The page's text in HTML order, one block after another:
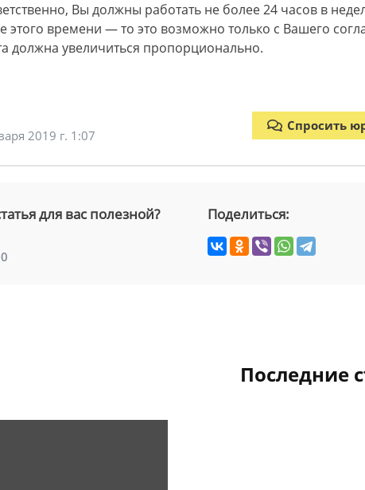
Вы должны работать не более 24 часов в
этого времени — то это возможно только с Вашего
должна увеличиться пропорционально.
2019 г. 1:07
Спросить
для вас полезной?
0
Поделиться:
Последние